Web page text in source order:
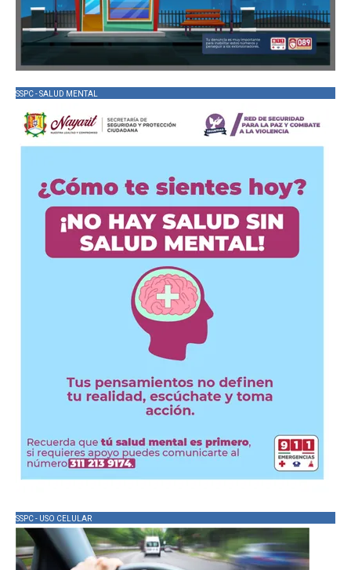
SSPC - SALUD MENTAL
SSPC - USO CELULAR